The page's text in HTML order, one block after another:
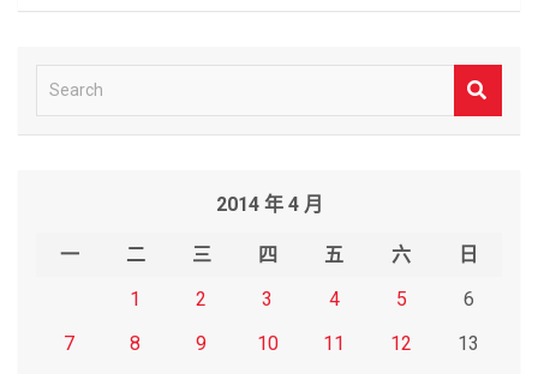
e
2014 年 4 月
一 二 三 四 五 六
日
1
2 3 4 5
6
7
8 9 10 11 12
13